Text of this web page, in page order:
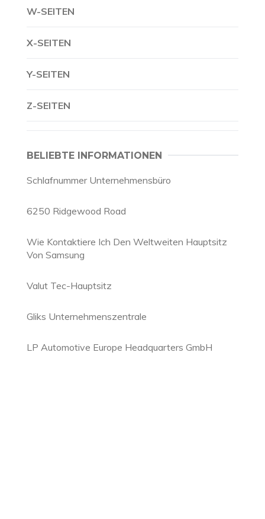
W-SEITEN
X-SEITEN
Y-SEITEN
Z-SEITEN
BELIEBTE INFORMATIONEN
Schlafnummer Unternehmensbüro
6250 Ridgewood Road
Wie Kontaktiere Ich Den Weltweiten Hauptsitz
Von Samsung
Valut Tec-Hauptsitz
Gliks Unternehmenszentrale
LP Automotive Europe Headquarters GmbH